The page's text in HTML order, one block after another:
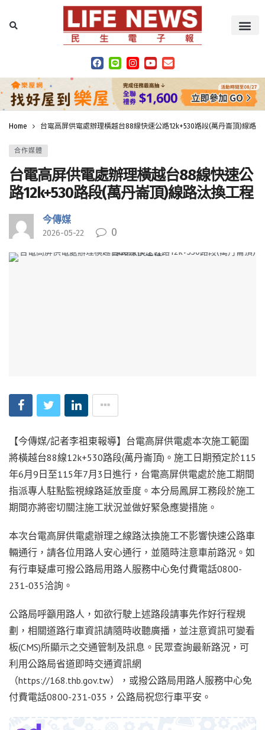
Home 台電高屏供電處辦理橫越台88線快速公路12k+530路段(萬丹崙頂)線路
合作媒體
台電高屏供電處辦理橫越台88線快速公
路12k+530路段(萬丹崙頂)線路汰換工程
今傳媒
2026-05-22 0
【今傳媒/記者李祖東報導】台電高屏供電處本次施工範圍
將橫越台88線12k+530路段(萬丹崙頂)。施工日期預定於115
年6月9日至115年7月3日進行，台電高屏供電處於施工期間
指派專人駐點監視線路延放垂度。本分局鳳屏工務段於施工
期間亦將密切關注施工狀況並做好緊急應變措施。
本次台電高屏供電處辦理之線路汰換施工不影響快速公路車
輛通行，請各位用路人安心通行，並隨時注意車前路況。如
有行車疑慮可撥公路局用路人服務中心免付費電話0800-
231-035洽詢。
公路局呼籲用路人，如欲行駛上述路段請事先作好行程規
劃，相關道路行車資訊請隨時收聽廣播，並注意資訊可變看
板(CMS)所顯示之交通管制及訊息。民眾查詢最新路況，可
利用公路局省道即時交通資訊網
（https://168.thb.gov.tw），或撥公路局用路人服務中心免
付費電話0800-231-035，公路局祝您行車平安。